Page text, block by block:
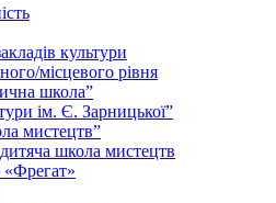
культури
місцевого рівня
школа”
ім. Є. Зарницької”
мистецтв”
школа мистецтв
«Фрегат»